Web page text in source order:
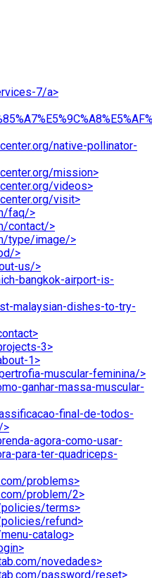
7/a>
native-pollinator-
mission>
videos>
visit>
faq/>
contact/>
type/image/>
>
us/>
bangkok-airport-is-
malaysian-dishes-to-try-
3>
1>
muscular-feminina/>
ganhar-massa-muscular-
final-de-todos-
>
agora-como-usar-
para-ter-quadriceps-
problems>
problem/2>
terms>
refund>
catalog>
novedades>
password/reset>